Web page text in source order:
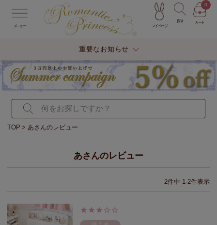
メニュー マイページ
探す カート
0
重要なお知らせ
TOP あさんのレビュー
あさんのレビュー
2件中 1-2件表示